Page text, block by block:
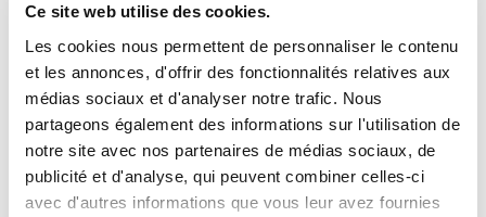
Ce site web utilise des cookies.
Les cookies nous permettent de personnaliser le contenu
et les annonces, d'offrir des fonctionnalités relatives aux
médias sociaux et d'analyser notre trafic. Nous
partageons également des informations sur l'utilisation de
notre site avec nos partenaires de médias sociaux, de
publicité et d'analyse, qui peuvent combiner celles-ci
avec d'autres informations que vous leur avez fournies
(0 avis)
PÉCHÉS CAPITAUX
DE LA JEUNESSE